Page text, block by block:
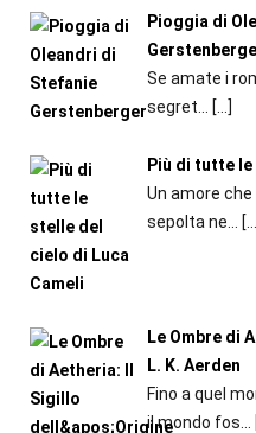
Pioggia di
Se amate i
segret...
[…]
Più di tutte
Un amore
sepolta ne...
Le Ombre di
L. K. Aerden
Fino a quel
il mondo fos...